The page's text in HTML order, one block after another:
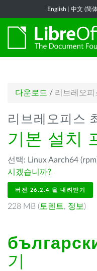
English 中文 (简
다운로드 / 리브레오피
리브레오피스
기본 설치
선택: Linux Aarch64
시겠습니까?
버전 26.2.4 을 내려받기
228 MB ( 토렌트, 정보 )
기